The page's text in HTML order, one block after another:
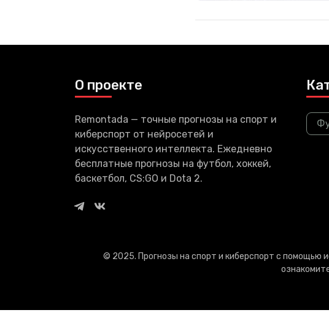
О проекте
Remontada — точные прогнозы на спорт и
киберспорт от нейросетей и
искусственного интеллекта. Ежедневно
бесплатные прогнозы на футбол, хоккей,
баскетбол, CS:GO и Dota 2.
© 2025. Прогнозы на спорт и киберспорт с помощью